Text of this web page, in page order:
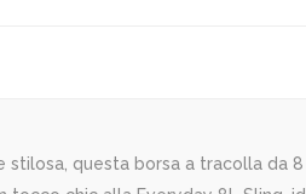
stilosa, questa borsa a tracolla da